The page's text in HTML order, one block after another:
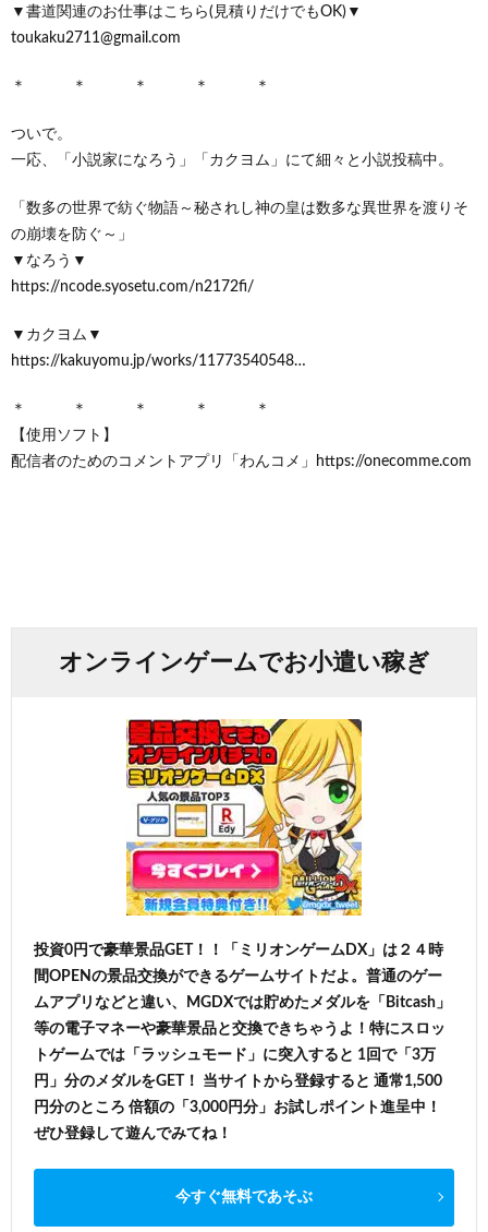
▼書道関連のお仕事はこちら(見積りだけでもOK)▼
toukaku2711@gmail.com
＊ ＊ ＊ ＊ ＊
ついで。
一応、「小説家になろう」「カクヨム」にて細々と小説投稿中。
「数多の世界で紡ぐ物語～秘されし神の皇は数多な異世界を渡りそ
の崩壊を防ぐ～」
▼なろう▼
https://ncode.syosetu.com/n2172fi/
▼カクヨム▼
https://kakuyomu.jp/works/11773540548…
＊ ＊ ＊ ＊ ＊
【使用ソフト】
配信者のためのコメントアプリ「わんコメ」https://onecomme.com
オンラインゲームでお小遣い稼ぎ
投資0円で豪華景品GET！！「ミリオンゲームDX」は２４時
間OPENの景品交換ができるゲームサイトだよ。普通のゲー
ムアプリなどと違い、MGDXでは貯めたメダルを「Bitcash」
等の電子マネーや豪華景品と交換できちゃうよ！特にスロッ
トゲームでは「ラッシュモード」に突入すると 1回で「3万
円」分のメダルをGET！ 当サイトから登録すると 通常1,500
円分のところ 倍額の「3,000円分」お試しポイント進呈中！
ぜひ登録して遊んでみてね！
今すぐ無料であそぶ